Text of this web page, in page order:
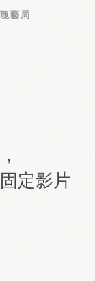
藝局
定影片